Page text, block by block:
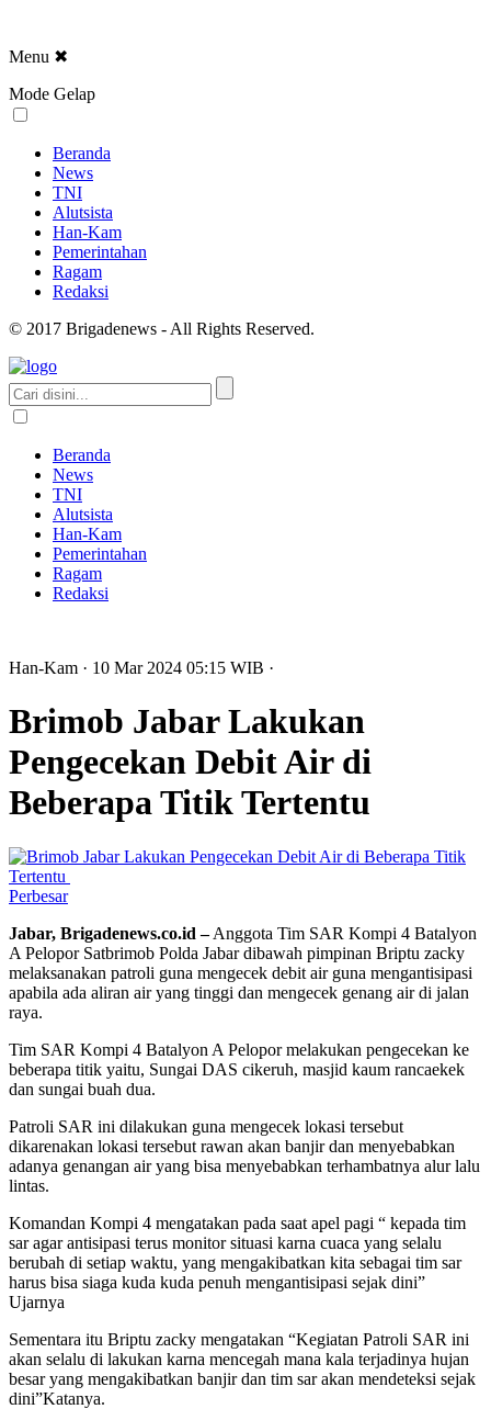
Menu ✖
Mode Gelap
Beranda
News
TNI
Alutsista
Han-Kam
Pemerintahan
Ragam
Redaksi
© 2017 Brigadenews - All Rights Reserved.
Beranda
News
TNI
Alutsista
Han-Kam
Pemerintahan
Ragam
Redaksi
Han-Kam · 10 Mar 2024 05:15 WIB ·
Brimob Jabar Lakukan
Pengecekan Debit Air di
Beberapa Titik Tertentu
Perbesar
Jabar, Brigadenews.co.id –Anggota Tim SAR Kompi 4 Batalyon
A Pelopor Satbrimob Polda Jabar dibawah pimpinan Briptu zacky
melaksanakan patroli guna mengecek debit air guna mengantisipasi
apabila ada aliran air yang tinggi dan mengecek genang air di jalan
raya.
Tim SAR Kompi 4 Batalyon A Pelopor melakukan pengecekan ke
beberapa titik yaitu, Sungai DAS cikeruh, masjid kaum rancaekek
dan sungai buah dua.
Patroli SAR ini dilakukan guna mengecek lokasi tersebut
dikarenakan lokasi tersebut rawan akan banjir dan menyebabkan
adanya genangan air yang bisa menyebabkan terhambatnya alur lalu
lintas.
Komandan Kompi 4 mengatakan pada saat apel pagi “ kepada tim
sar agar antisipasi terus monitor situasi karna cuaca yang selalu
berubah di setiap waktu, yang mengakibatkan kita sebagai tim sar
harus bisa siaga kuda kuda penuh mengantisipasi sejak dini”
Ujarnya
Sementara itu Briptu zacky mengatakan “Kegiatan Patroli SAR ini
akan selalu di lakukan karna mencegah mana kala terjadinya hujan
besar yang mengakibatkan banjir dan tim sar akan mendeteksi sejak
dini”Katanya.